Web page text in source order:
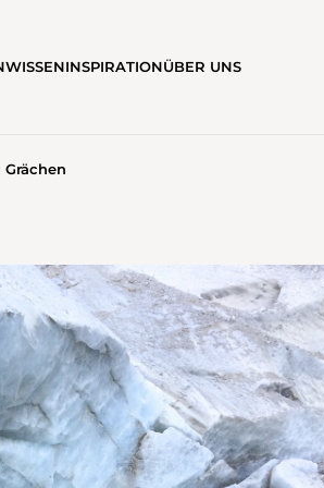
WISSENINSPIRATIONÜBER UNS